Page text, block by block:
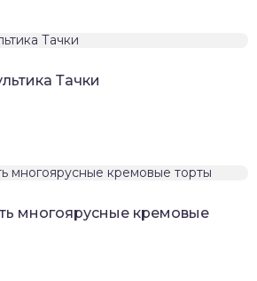
Тачки
многоярусные кремовые